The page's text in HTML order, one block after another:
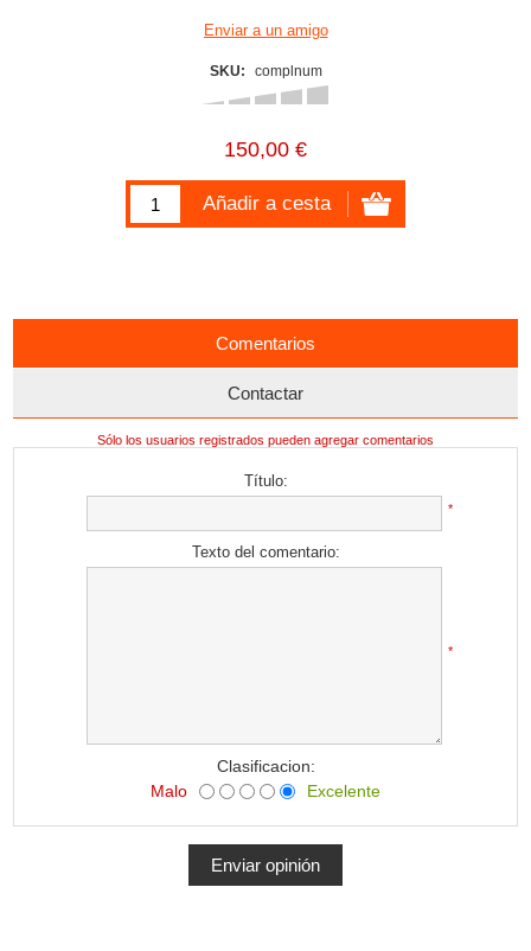
SKU: complnum
150,00 €
Comentarios
Contactar
Sólo los usuarios registrados pueden agregar comentarios
Título:
*
Texto del comentario:
*
Clasificacion:
Malo
Excelente